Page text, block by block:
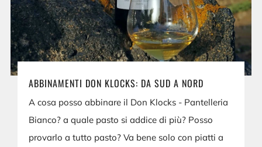
ABBINAMENTI DON KLOCKS: DA SUD A NORD
A cosa posso abbinare il Don Klocks - Pantelleria
Bianco? a quale pasto si addice di più? Posso
provarlo a tutto pasto? Va bene solo con piatti a